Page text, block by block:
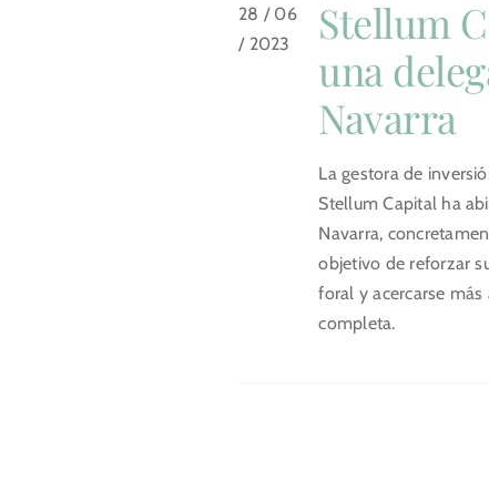
28 / 06
/ 2023
Stellum
una
Navarra
La gestora de
Stellum Capital ha
Navarra,
objetivo de reforzar
foral y acercarse
completa.